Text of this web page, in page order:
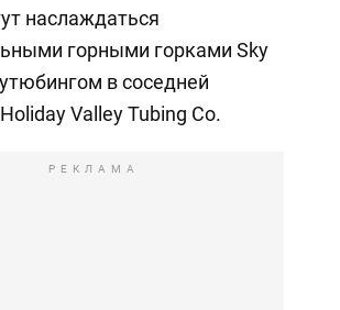
наслаждаться
горными горками Sky
в соседней
Valley Tubing Co.
РЕКЛАМА